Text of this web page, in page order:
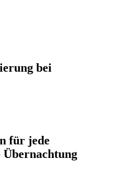
bei
für jede
Übernachtung